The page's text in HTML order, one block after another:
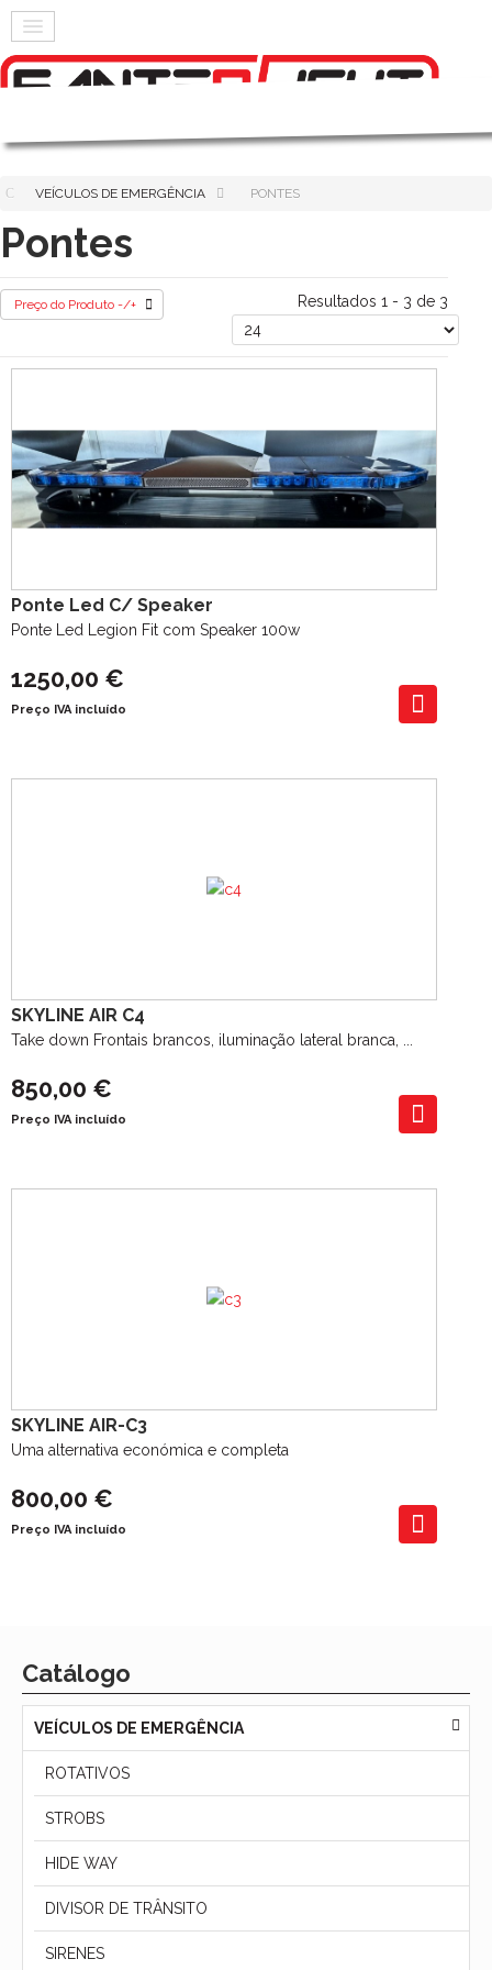
VEÍCULOS DE EMERGÊNCIA PONTES
Pontes
Preço do Produto -/+ Resultados 1 - 3 de 3
Ponte Led C/ Speaker
Ponte Led Legion Fit com Speaker 100w
1250,00 €
Preço IVA incluído
SKYLINE AIR C4
Take down Frontais brancos, iluminação lateral branca, ...
850,00 €
Preço IVA incluído
SKYLINE AIR-C3
Uma alternativa económica e completa
800,00 €
Preço IVA incluído
Catálogo
VEÍCULOS DE EMERGÊNCIA
ROTATIVOS
STROBS
HIDE WAY
DIVISOR DE TRÂNSITO
SIRENES